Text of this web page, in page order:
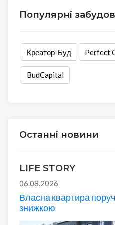
Популярні
Креатор-Буд Perfect
BudCapital
Останні новини
LIFE STORY
06.08.2026
Власна квартира
знижкою